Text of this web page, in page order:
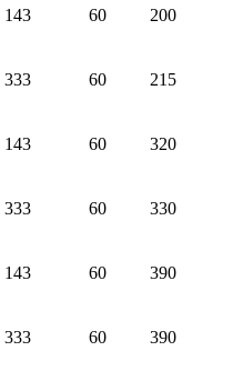
143 60 200
333 60 215
143 60 320
333 60 330
143 60 390
333 60 390